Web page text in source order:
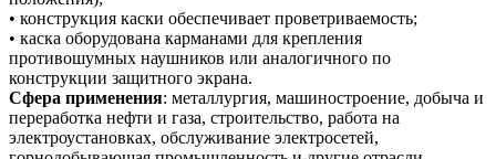
• конструкция каски обеспечивает проветриваемость;
• каска оборудована карманами для крепления
противошумных наушников или аналогичного по
конструкции защитного экрана.
Сфера применения: металлургия, машиностроение, добыча и
переработка нефти и газа, строительство, работа на
электроустановках, обслуживание электросетей,